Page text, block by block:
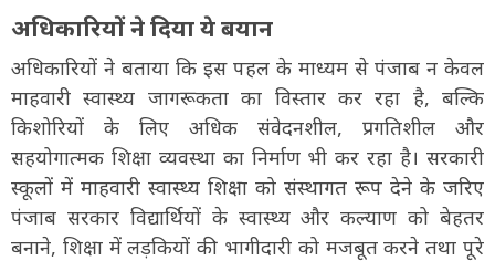
अधिकारियों ने दिया ये बयान
अधिकारियों ने बताया कि इस पहल के माध्यम से पंजाब न केवल
माहवारी स्वास्थ्य जागरूकता का विस्तार कर रहा है, बल्कि
किशोरियों के लिए अधिक संवेदनशील, प्रगतिशील और
सहयोगात्मक शिक्षा व्यवस्था का निर्माण भी कर रहा है। सरकारी
स्कूलों में माहवारी स्वास्थ्य शिक्षा को संस्थागत रूप देने के जरिए
पंजाब सरकार विद्यार्थियों के स्वास्थ्य और कल्याण को बेहतर
बनाने, शिक्षा में लड़कियों की भागीदारी को मजबूत करने तथा पूरे